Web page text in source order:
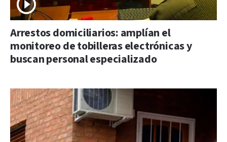
Arrestos domiciliarios: amplían el
monitoreo de tobilleras electrónicas y
buscan personal especializado